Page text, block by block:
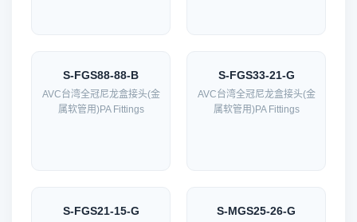
S-FGS88-88-B
AVC台湾全冠尼龙盒接头(金
属软管用)PA Fittings
S-FGS33-21-G
AVC台湾全冠尼龙盒接头(金
属软管用)PA Fittings
S-FGS21-15-G S-MGS25-26-G